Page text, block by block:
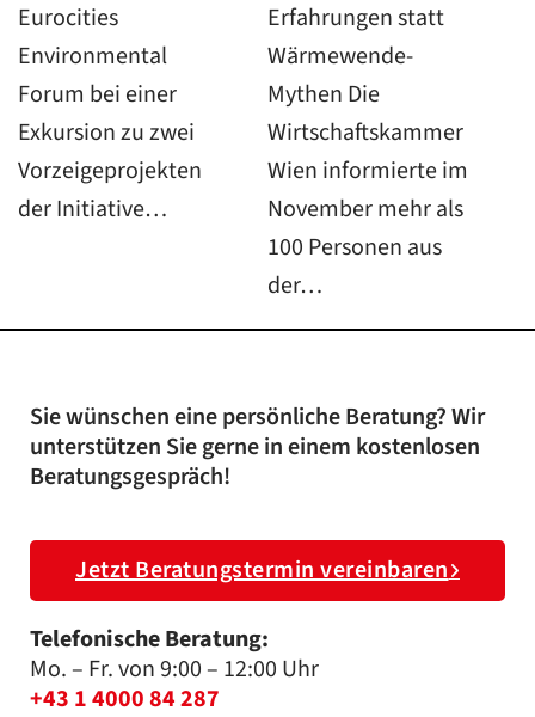
Eurocities
Environmental
Forum bei einer
Exkursion zu zwei
Vorzeigeprojekten
der Initiative…
Erfahrungen statt
Wärmewende-
Mythen Die
Wirtschaftskammer
Wien informierte im
November mehr als
100 Personen aus
der…
Sie wünschen eine persönliche Beratung? Wir
unterstützen Sie gerne in einem kostenlosen
Beratungsgespräch!
Jetzt Beratungstermin vereinbaren
Telefonische Beratung:
Mo. – Fr. von 9:00 – 12:00 Uhr
+43 1 4000 84 287